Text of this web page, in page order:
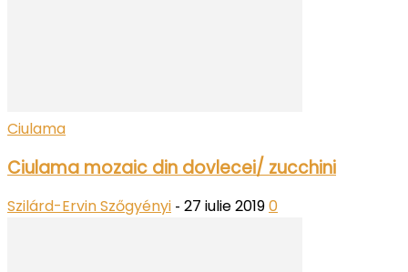
Ciulama
Ciulama mozaic din dovlecei/ zucchini
Szilárd-Ervin Szőgyényi - 27 iulie 20190